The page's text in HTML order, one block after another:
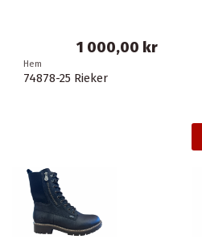
Hem
74878-25 Rieker
1 000,00 kr